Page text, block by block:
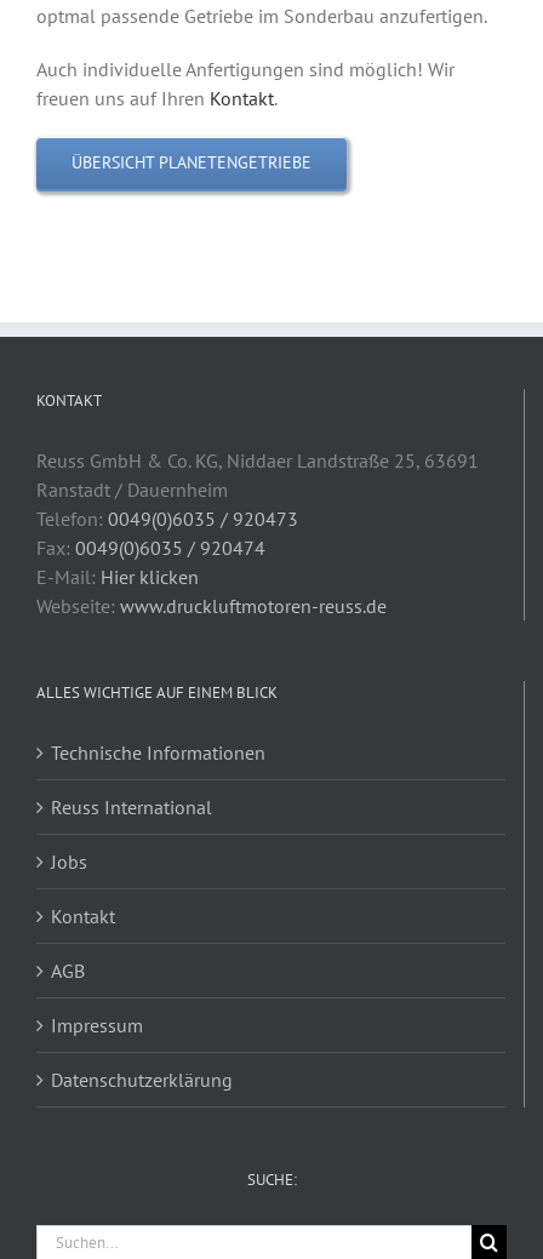
optmal passende Getriebe im Sonderbau anzufertigen.
Auch individuelle Anfertigungen sind möglich! Wir
freuen uns auf Ihren Kontakt.
ÜBERSICHT PLANETENGETRIEBE
KONTAKT
Reuss GmbH & Co. KG, Niddaer Landstraße 25, 63691
Ranstadt / Dauernheim
Telefon: 0049(0)6035 / 920473
Fax: 0049(0)6035 / 920474
E-Mail: Hier klicken
Webseite: www.druckluftmotoren-reuss.de
ALLES WICHTIGE AUF EINEM BLICK
Technische Informationen
Reuss International
Jobs
Kontakt
AGB
Impressum
Datenschutzerklärung
SUCHE:
Suche